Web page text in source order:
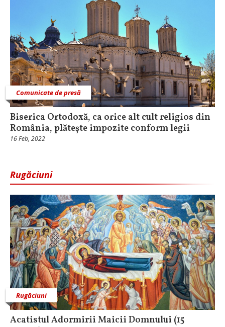
Comunicate de presă
Biserica Ortodoxă, ca orice alt cult religios din
România, plătește impozite conform legii
16 Feb, 2022
Rugăciuni
Rugăciuni
Acatistul Adormirii Maicii Domnului (15